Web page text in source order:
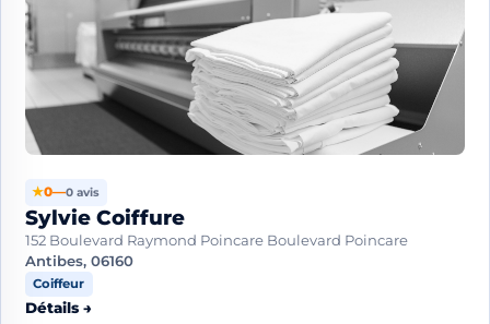
★0—0 avis
Sylvie Coiffure
152 Boulevard Raymond Poincare Boulevard Poincare
Antibes, 06160
Coiffeur
Détails →